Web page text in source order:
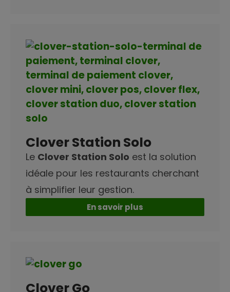
Clover Station Solo
Le Clover Station Solo est la solution
idéale pour les restaurants cherchant
à simplifier leur gestion.
En savoir plus
Clover Go